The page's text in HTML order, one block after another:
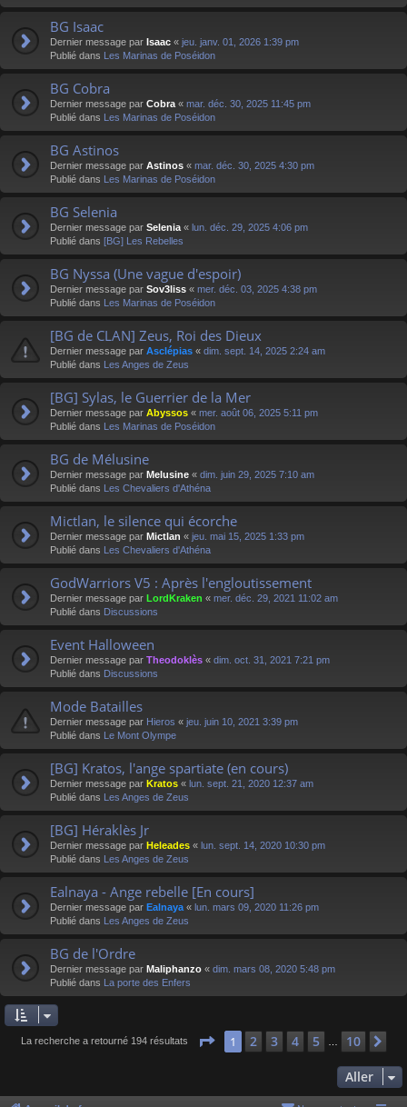
BG Isaac
Dernier message par Isaac « jeu. janv. 01, 2026 1:39 pm
Publié dans Les Marinas de Poséidon
BG Cobra
Dernier message par Cobra « mar. déc. 30, 2025 11:45 pm
Publié dans Les Marinas de Poséidon
BG Astinos
Dernier message par Astinos « mar. déc. 30, 2025 4:30 pm
Publié dans Les Marinas de Poséidon
BG Selenia
Dernier message par Selenia « lun. déc. 29, 2025 4:06 pm
Publié dans [BG] Les Rebelles
BG Nyssa (Une vague d'espoir)
Dernier message par Sov3liss « mer. déc. 03, 2025 4:38 pm
Publié dans Les Marinas de Poséidon
[BG de CLAN] Zeus, Roi des Dieux
Dernier message par Asclépias « dim. sept. 14, 2025 2:24 am
Publié dans Les Anges de Zeus
[BG] Sylas, le Guerrier de la Mer
Dernier message par Abyssos « mer. août 06, 2025 5:11 pm
Publié dans Les Marinas de Poséidon
BG de Mélusine
Dernier message par Melusine « dim. juin 29, 2025 7:10 am
Publié dans Les Chevaliers d'Athéna
Mictlan, le silence qui écorche
Dernier message par Mictlan « jeu. mai 15, 2025 1:33 pm
Publié dans Les Chevaliers d'Athéna
GodWarriors V5 : Après l'engloutissement
Dernier message par LordKraken « mer. déc. 29, 2021 11:02 am
Publié dans Discussions
Event Halloween
Dernier message par Theodoklès « dim. oct. 31, 2021 7:21 pm
Publié dans Discussions
Mode Batailles
Dernier message par Hieros « jeu. juin 10, 2021 3:39 pm
Publié dans Le Mont Olympe
[BG] Kratos, l'ange spartiate (en cours)
Dernier message par Kratos « lun. sept. 21, 2020 12:37 am
Publié dans Les Anges de Zeus
[BG] Héraklès Jr
Dernier message par Heleades « lun. sept. 14, 2020 10:30 pm
Publié dans Les Anges de Zeus
Ealnaya - Ange rebelle [En cours]
Dernier message par Ealnaya « lun. mars 09, 2020 11:26 pm
Publié dans Les Anges de Zeus
BG de l'Ordre
Dernier message par Maliphanzo « dim. mars 08, 2020 5:48 pm
Publié dans La porte des Enfers
La recherche a retourné 194 résultats Page 1sur 10
1 2 3 4 5 10
Aller